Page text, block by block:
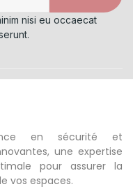
nisi eu occaecat
en sécurité et
une expertise
pour assurer la
vos espaces.